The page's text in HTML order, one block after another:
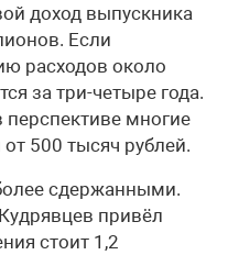
доход выпускника
Если
расходов около
за три-четыре года.
перспективе многие
500 тысяч рублей.
сдержанными.
привёл
стоит 1,2